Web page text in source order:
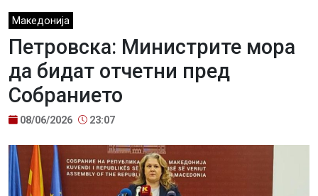
Македонија
Петровска: Министрите мора
да бидат отчетни пред
Собранието
08/06/2026 23:07